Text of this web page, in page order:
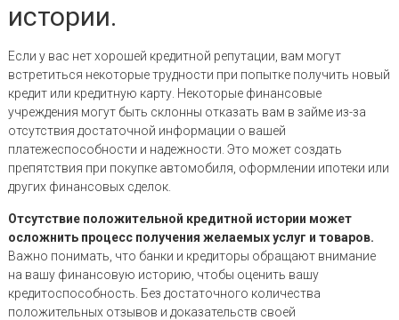
истории.
Если у вас нет хорошей кредитной репутации, вам могут
встретиться некоторые трудности при попытке получить новый
кредит или кредитную карту. Некоторые финансовые
учреждения могут быть склонны отказать вам в займе из-за
отсутствия достаточной информации о вашей
платежеспособности и надежности. Это может создать
препятствия при покупке автомобиля, оформлении ипотеки или
других финансовых сделок.
Отсутствие положительной кредитной истории может
осложнить процесс получения желаемых услуг и товаров.
Важно понимать, что банки и кредиторы обращают внимание
на вашу финансовую историю, чтобы оценить вашу
кредитоспособность. Без достаточного количества
положительных отзывов и доказательств своей